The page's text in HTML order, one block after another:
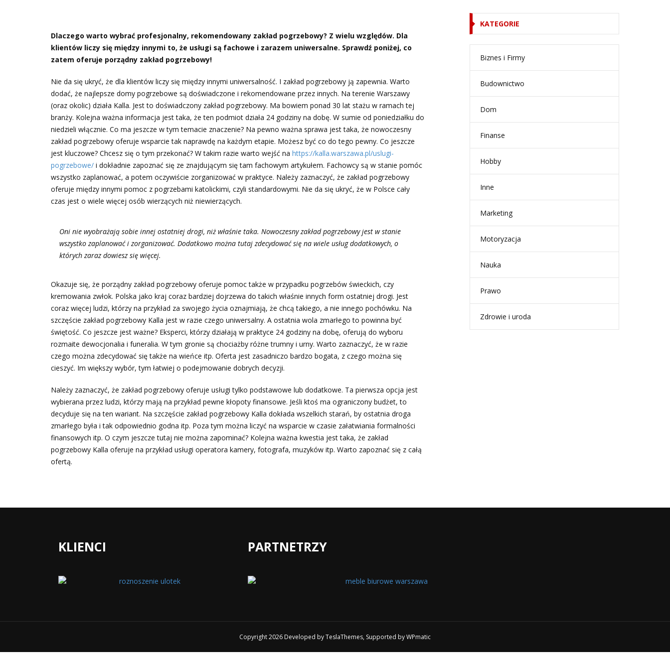
Dlaczego warto wybrać profesjonalny, rekomendowany zakład pogrzebowy? Z wielu względów. Dla
klientów liczy się między innymi to, że usługi są fachowe i zarazem uniwersalne. Sprawdź poniżej, co
zatem oferuje porządny zakład pogrzebowy!
Nie da się ukryć, że dla klientów liczy się między innymi uniwersalność. I zakład pogrzebowy ją zapewnia. Warto
dodać, że najlepsze domy pogrzebowe są doświadczone i rekomendowane przez innych. Na terenie Warszawy
(oraz okolic) działa Kalla. Jest to doświadczony zakład pogrzebowy. Ma bowiem ponad 30 lat stażu w ramach tej
branży. Kolejna ważna informacja jest taka, że ten podmiot działa 24 godziny na dobę. W sumie od poniedziałku do
niedzieli włącznie. Co ma jeszcze w tym temacie znaczenie? Na pewno ważna sprawa jest taka, że nowoczesny
zakład pogrzebowy oferuje wsparcie tak naprawdę na każdym etapie. Możesz być co do tego pewny. Co jeszcze
jest kluczowe? Chcesz się o tym przekonać? W takim razie warto wejść na https://kalla.warszawa.pl/uslugi-
pogrzebowe/ i dokładnie zapoznać się ze znajdującym się tam fachowym artykułem. Fachowcy są w stanie pomóc
wszystko zaplanować, a potem oczywiście zorganizować w praktyce. Należy zaznaczyć, że zakład pogrzebowy
oferuje między innymi pomoc z pogrzebami katolickimi, czyli standardowymi. Nie da się ukryć, że w Polsce cały
czas jest o wiele więcej osób wierzących niż niewierzących.
Oni nie wyobrażają sobie innej ostatniej drogi, niż właśnie taka. Nowoczesny zakład pogrzebowy jest w stanie
wszystko zaplanować i zorganizować. Dodatkowo można tutaj zdecydować się na wiele usług dodatkowych, o
których zaraz dowiesz się więcej.
Okazuje się, że porządny zakład pogrzebowy oferuje pomoc także w przypadku pogrzebów świeckich, czy
kremowania zwłok. Polska jako kraj coraz bardziej dojrzewa do takich właśnie innych form ostatniej drogi. Jest
coraz więcej ludzi, którzy na przykład za swojego życia oznajmiają, że chcą takiego, a nie innego pochówku. Na
szczęście zakład pogrzebowy Kalla jest w razie czego uniwersalny. A ostatnia wola zmarłego to powinna być
świętość. Co jeszcze jest ważne? Eksperci, którzy działają w praktyce 24 godziny na dobę, oferują do wyboru
rozmaite dewocjonalia i funeralia. W tym gronie są chociażby różne trumny i urny. Warto zaznaczyć, że w razie
czego można zdecydować się także na wieńce itp. Oferta jest zasadniczo bardzo bogata, z czego można się
cieszyć. Im większy wybór, tym łatwiej o podejmowanie dobrych decyzji.
Należy zaznaczyć, że zakład pogrzebowy oferuje usługi tylko podstawowe lub dodatkowe. Ta pierwsza opcja jest
wybierana przez ludzi, którzy mają na przykład pewne kłopoty finansowe. Jeśli ktoś ma ograniczony budżet, to
decyduje się na ten wariant. Na szczęście zakład pogrzebowy Kalla dokłada wszelkich starań, by ostatnia droga
zmarłego była i tak odpowiednio godna itp. Poza tym można liczyć na wsparcie w czasie załatwiania formalności
finansowych itp. O czym jeszcze tutaj nie można zapominać? Kolejna ważna kwestia jest taka, że zakład
pogrzebowy Kalla oferuje na przykład usługi operatora kamery, fotografa, muzyków itp. Warto zapoznać się z całą
ofertą.
KATEGORIE
Biznes i Firmy
Budownictwo
Dom
Finanse
Hobby
Inne
Marketing
Motoryzacja
Nauka
Prawo
Zdrowie i uroda
KLIENCI PARTNETRZY
Copyright 2026 Developed byTeslaThemes, Supported byWPmatic